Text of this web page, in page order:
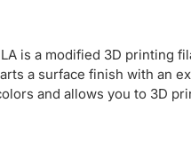
is a modified 3D printing
a surface finish with an
and allows you to 3D